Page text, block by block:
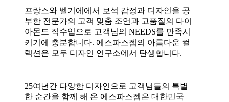
프랑스와 벨기에에서 보석 감정과 디자인을 공
부한 전문가의 고객 맞춤 조언과 고품질의 다이
아몬드 직수입으로 고객님의 NEEDS를 만족시
키기에 충분합니다. 에스파스젬의 아름다운 컬
렉션은 모두 디자인 연구소에서 탄생합니다.
25여년간 다양한 디자인으로 고객님들의 특별
한 순간을 함께 해 온 에스파스젬은 대한민국